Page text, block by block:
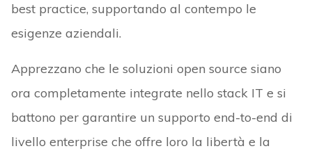
best practice, supportando al contempo le
esigenze aziendali.
Apprezzano che le soluzioni open source siano
ora completamente integrate nello stack IT e si
battono per garantire un supporto end-to-end di
livello enterprise che offre loro la libertà e la